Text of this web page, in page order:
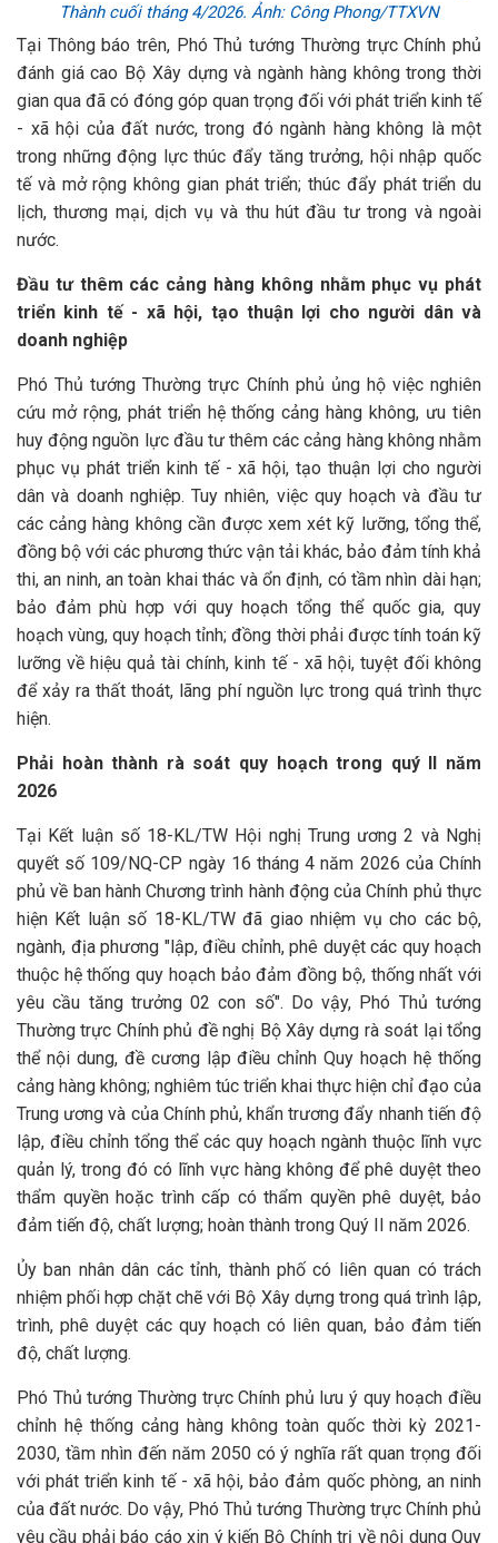
Thành cuối tháng 4/2026. Ảnh: Công Phong/TTXVN
Tại Thông báo trên, Phó Thủ tướng Thường trực Chính phủ
đánh giá cao Bộ Xây dựng và ngành hàng không trong thời
gian qua đã có đóng góp quan trọng đối với phát triển kinh tế
- xã hội của đất nước, trong đó ngành hàng không là một
trong những động lực thúc đẩy tăng trưởng, hội nhập quốc
tế và mở rộng không gian phát triển; thúc đẩy phát triển du
lịch, thương mại, dịch vụ và thu hút đầu tư trong và ngoài
nước.
Đầu tư thêm các cảng hàng không nhằm phục vụ phát
triển kinh tế - xã hội, tạo thuận lợi cho người dân và
doanh nghiệp
Phó Thủ tướng Thường trực Chính phủ ủng hộ việc nghiên
cứu mở rộng, phát triển hệ thống cảng hàng không, ưu tiên
huy động nguồn lực đầu tư thêm các cảng hàng không nhằm
phục vụ phát triển kinh tế - xã hội, tạo thuận lợi cho người
dân và doanh nghiệp. Tuy nhiên, việc quy hoạch và đầu tư
các cảng hàng không cần được xem xét kỹ lưỡng, tổng thể,
đồng bộ với các phương thức vận tải khác, bảo đảm tính khả
thi, an ninh, an toàn khai thác và ổn định, có tầm nhìn dài hạn;
bảo đảm phù hợp với quy hoạch tổng thể quốc gia, quy
hoạch vùng, quy hoạch tỉnh; đồng thời phải được tính toán kỹ
lưỡng về hiệu quả tài chính, kinh tế - xã hội, tuyệt đối không
để xảy ra thất thoát, lãng phí nguồn lực trong quá trình thực
hiện.
Phải hoàn thành rà soát quy hoạch trong quý II năm
2026
Tại Kết luận số 18-KL/TW Hội nghị Trung ương 2 và Nghị
quyết số 109/NQ-CP ngày 16 tháng 4 năm 2026 của Chính
phủ về ban hành Chương trình hành động của Chính phủ thực
hiện Kết luận số 18-KL/TW đã giao nhiệm vụ cho các bộ,
ngành, địa phương "lập, điều chỉnh, phê duyệt các quy hoạch
thuộc hệ thống quy hoạch bảo đảm đồng bộ, thống nhất với
yêu cầu tăng trưởng 02 con số". Do vậy, Phó Thủ tướng
Thường trực Chính phủ đề nghị Bộ Xây dựng rà soát lại tổng
thể nội dung, đề cương lập điều chỉnh Quy hoạch hệ thống
cảng hàng không; nghiêm túc triển khai thực hiện chỉ đạo của
Trung ương và của Chính phủ, khẩn trương đẩy nhanh tiến độ
lập, điều chỉnh tổng thể các quy hoạch ngành thuộc lĩnh vực
quản lý, trong đó có lĩnh vực hàng không để phê duyệt theo
thẩm quyền hoặc trình cấp có thẩm quyền phê duyệt, bảo
đảm tiến độ, chất lượng; hoàn thành trong Quý II năm 2026.
Ủy ban nhân dân các tỉnh, thành phố có liên quan có trách
nhiệm phối hợp chặt chẽ với Bộ Xây dựng trong quá trình lập,
trình, phê duyệt các quy hoạch có liên quan, bảo đảm tiến
độ, chất lượng.
Phó Thủ tướng Thường trực Chính phủ lưu ý quy hoạch điều
chỉnh hệ thống cảng hàng không toàn quốc thời kỳ 2021-
2030, tầm nhìn đến năm 2050 có ý nghĩa rất quan trọng đối
với phát triển kinh tế - xã hội, bảo đảm quốc phòng, an ninh
của đất nước. Do vậy, Phó Thủ tướng Thường trực Chính phủ
yêu cầu phải báo cáo xin ý kiến Bộ Chính trị về nội dung Quy